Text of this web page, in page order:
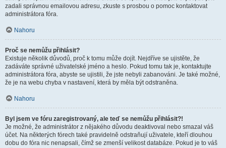
zadali správnou emailovou adresu, zkuste s prosbou o pomoc kontaktovat
administrátora fóra.
Nahoru
Proč se nemůžu přihlásit?
Existuje několik důvodů, proč k tomu může dojít. Nejdříve se ujistěte, že
zadáváte správné uživatelské jméno a heslo. Pokud tomu tak je, kontaktujte
administrátora fóra, abyste se ujistili, že jste nebyli zabanováni. Je také možné,
že je na webu chyba v nastavení, která by měla být odstraněna.
Nahoru
Byl jsem ve fóru zaregistrovaný, ale teď se nemůžu přihlásit?!
Je možné, že administrátor z nějakého důvodu deaktivoval nebo smazal váš
účet. Na některých fórech také pravidelně odstraňují uživatele, kteří dlouhou
dobu do fóra nic nenapsali, čímž se zmenší velikost databáze. Pokud je to váš